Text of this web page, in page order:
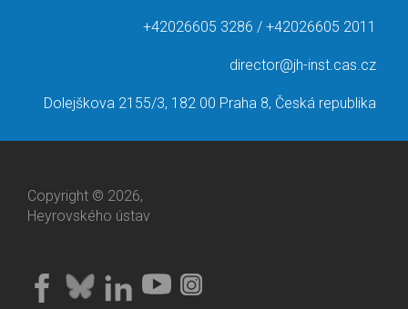
+42026605 3286 / +42026605 2011
director@jh-inst.cas.cz
Dolejškova 2155/3, 182 00 Praha 8, Česká republika
Copyright © 2026,
Heyrovského ústav